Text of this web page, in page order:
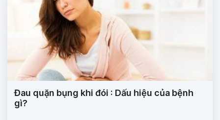
Đau quặn bụng khi đói : Dấu hiệu của bệnh
gì?